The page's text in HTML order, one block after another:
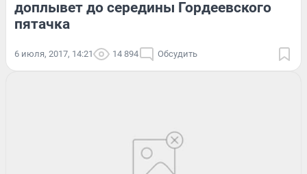
доплывет до середины Гордеевского
пятачка
6 июля, 2017, 14:21 14 894 Обсудить